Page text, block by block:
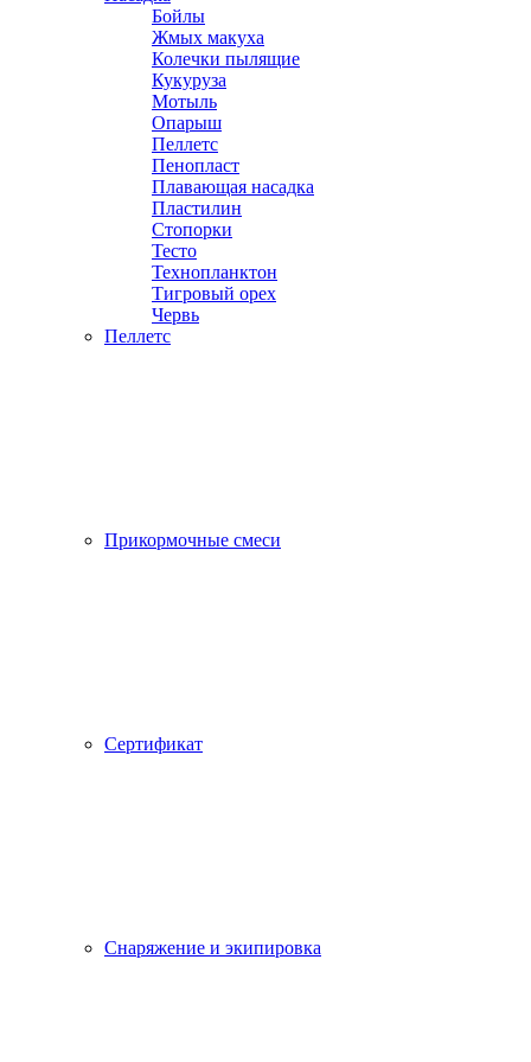
Бойлы
Жмых макуха
Колечки пылящие
Кукуруза
Мотыль
Опарыш
Пеллетс
Пенопласт
Плавающая насадка
Пластилин
Стопорки
Тесто
Технопланктон
Тигровый орех
Червь
Пеллетс
Прикормочные смеси
Сертификат
Снаряжение и экипировка